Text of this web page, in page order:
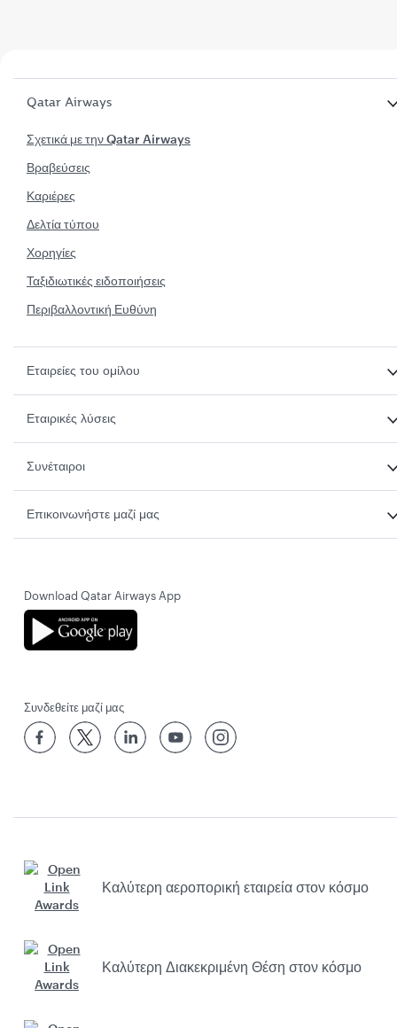
Qatar Airways
Σχετικά με την Qatar Airways
Βραβεύσεις
Καριέρες
Δελτία τύπου
Χορηγίες
Ταξιδιωτικές ειδοποιήσεις
Περιβαλλοντική Ευθύνη
Εταιρείες του ομίλου
Εταιρικές λύσεις
Συνέταιροι
Επικοινωνήστε μαζί μας
Download Qatar Airways App
Συνδεθείτε μαζί μας
Καλύτερη αεροπορική εταιρεία στον κόσμο
Καλύτερη Διακεκριμένη Θέση στον κόσμο